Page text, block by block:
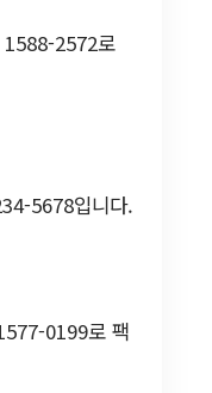
1588-2572로
5678입니다.
0199로 팩